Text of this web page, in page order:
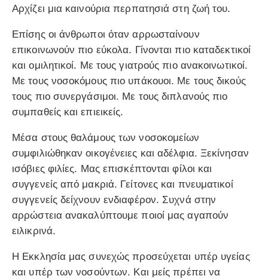
Αρχίζει μια καινούρια περπατησιά στη ζωή του.
Επίσης οι άνθρωποι όταν αρρωσταίνουν
επικοινωνούν πιο εύκολα. Γίνονται πιο καταδεκτικοί
και ομιλητικοί. Με τους γιατρούς πιο ανακοινωτικοί.
Με τους νοσοκόμους πιο υπάκουοι. Με τους δικούς
τους πιο συνεργάσιμοι. Με τους διπλανούς πιο
συμπαθείς και επιεικείς.
Μέσα στους θαλάμους των νοσοκομείων
συμφιλιώθηκαν οικογένειες και αδέλφια. Ξεκίνησαν
ισόβιες φιλίες. Μας επισκέπτονται φίλοι και
συγγενείς από μακριά. Γείτονες και πνευματικοί
συγγενείς δείχνουν ενδιαφέρον. Συχνά στην
αρρώστεια ανακαλύπτουμε ποιοί μας αγαπούν
ειλικρινά.
Η Εκκλησία μας συνεχώς προσεύχεται υπέρ υγείας
και υπέρ των νοσούντων. Και μείς πρέπει να